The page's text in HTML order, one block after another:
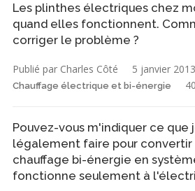
Les plinthes électriques chez
quand elles fonctionnent.
corriger le problème ?
Publié par Charles Côté 5 janvier 2013
Chauffage électrique et bi-énergie
Pouvez-vous m'indiquer ce que
légalement faire pour convertir
chauffage bi-énergie en
fonctionne seulement à